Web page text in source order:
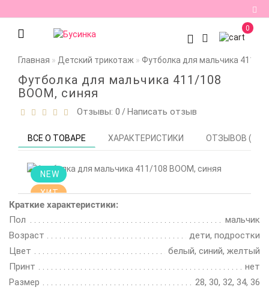
Регистрация
Авторизация
закладки
Сравнение
0
Главная Детский трикотаж Футболка для мальчика 411/
Футболка для мальчика 411/108
BOOM, синяя
Отзывы: 0 /Написать отзыв
ВСЕ О ТОВАРЕ ХАРАКТЕРИСТИКИ ОТЗЫВОВ (0)
NEW
ХИТ
Цена снижена!
Краткие характеристики:
Пол
мальчик
Возраст
дети, подростки
Цвет
белый, синий, желтый
Принт
нет
Размер
28, 30, 32, 34, 36